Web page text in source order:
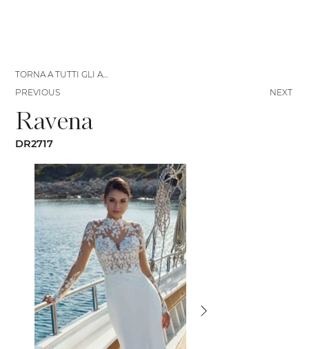
Ravena
DR2717
NEXT
TORNA A TUTTI GLI ABITI
PREVIOUS